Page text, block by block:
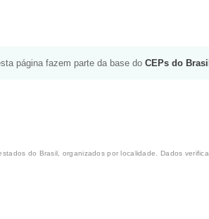
página fazem parte da base do CEPs do Brasil
do Brasil, organizados por localidade. Dados